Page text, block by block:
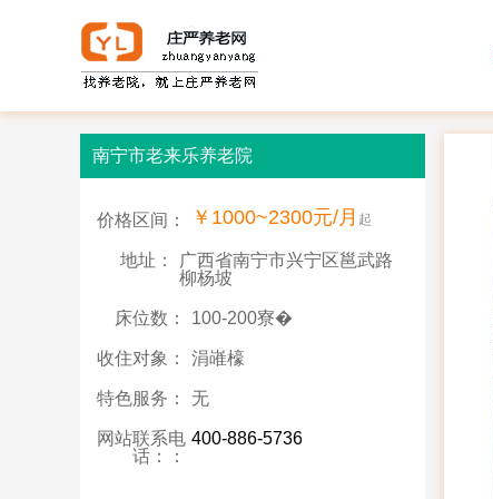
南宁市老来乐养老院
价格区间： ￥1000~2300元/月 起
地址：
广西省南宁市兴宁区邕武路
柳杨坡
床位数： 100-200寮�
收住对象： 涓嶉檺
特色服务： 无
网站联系电
话：：
400-886-5736